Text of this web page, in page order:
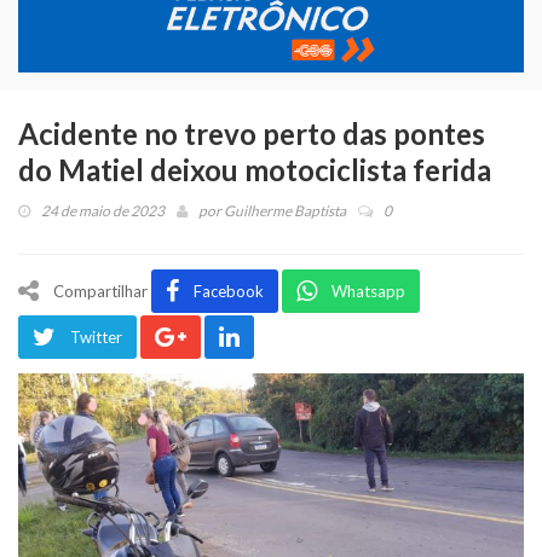
Acidente no trevo perto das pontes
do Matiel deixou motociclista ferida
24 de maio de 2023 porGuilherme Baptista 0
Compartilhar Facebook Whatsapp
Twitter